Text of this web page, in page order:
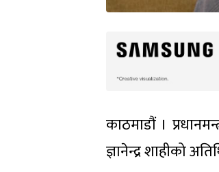
काठमाडौं ।
ज्ञानेन्द्र शाहीको